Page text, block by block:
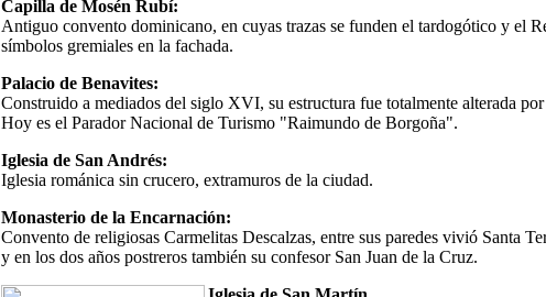
Capilla de Mosén Rubí:
Antiguo convento dominicano, en cuyas trazas se funden el tardogótico y el
símbolos gremiales en la fachada.
Palacio de Benavites:
Construido a mediados del siglo XVI, su estructura fue totalmente alterada
Hoy es el Parador Nacional de Turismo "Raimundo de Borgoña".
Iglesia de San Andrés:
Iglesia románica sin crucero, extramuros de la ciudad.
Monasterio de la Encarnación:
Convento de religiosas Carmelitas Descalzas, entre sus paredes vivió Santa
y en los dos años postreros también su confesor San Juan de la Cruz.